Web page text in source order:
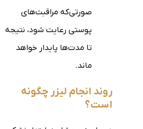
صورتی‌که مراقبت‌های
پوستی رعایت شود، نتیجه
تا مدت‌ها پایدار خواهد
ماند.
روند انجام لیزر چگونه
است؟